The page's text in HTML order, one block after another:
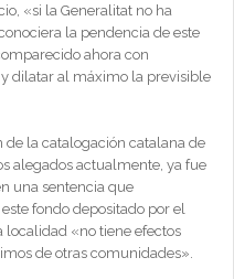
«si la Generalitat no ha
la pendencia de este
ahora con
dilatar al máximo la previsible
de la catalogación catalana de
alegados actualmente, ya fue
una sentencia que
fondo depositado por el
localidad «no tiene efectos
de otras comunidades».